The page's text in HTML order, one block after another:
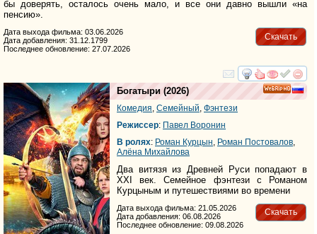
бы доверять, осталось очень мало, и все они давно вышли «на
пенсию».
Скачать
Дата выхода фильма: 03.06.2026
Дата добавления: 31.12.1799
Последнее обновление: 27.07.2026
смотреть
HD
Богатыри (2026)
Комедия, Семейный, Фэнтези
Режиссер: Павел Воронин
В ролях: Роман Курцын, Роман Постовалов,
Алёна Михайлова
Два витязя из Древней Руси попадают в
XXI век. Семейное фэнтези с Романом
Курцыным и путешествиями во времени
Скачать
Дата выхода фильма: 21.05.2026
Дата добавления: 06.08.2026
Последнее обновление: 09.08.2026